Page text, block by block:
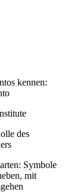
kennen:
des
Symbole
mit